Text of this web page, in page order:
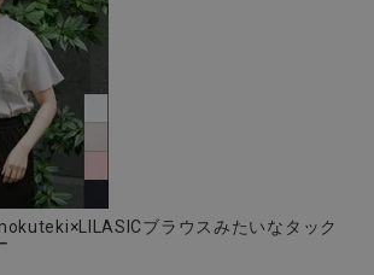
ブラウスみたいなタック